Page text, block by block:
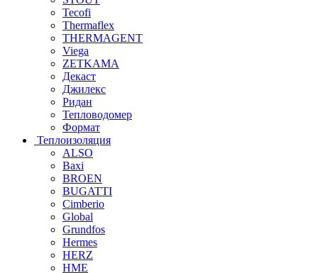
Tecofi
Thermaflex
THERMAGENT
Viega
ZETKAMA
Декаст
Джилекс
Ридан
Тепловодомер
Формат
Теплоизоляция
ALSO
Baxi
BROEN
BUGATTI
Cimberio
Global
Grundfos
Hermes
HERZ
HME